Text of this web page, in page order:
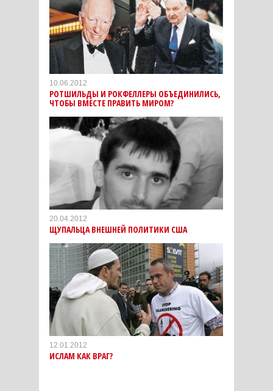
10.06.2012
РОТШИЛЬДЫ И РОКФЕЛЛЕРЫ ОБЪЕДИНИЛИСЬ,
ЧТОБЫ ВМЕСТЕ ПРАВИТЬ МИРОМ?
20.04.2012
ЩУПАЛЬЦА ВНЕШНЕЙ ПОЛИТИКИ CША
12.01.2012
ИСЛАМ КАК ВРАГ?